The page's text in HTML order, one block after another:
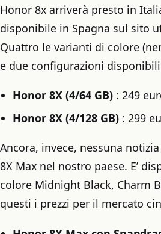
Honor 8x arriverà presto in
disponibile in Spagna sul sito
Quattro le varianti di colore
e due configurazioni
Honor 8X (4/64 GB): 249
Honor 8X (4/128 GB): 299
Ancora, invece, nessuna
8X Max nel nostro paese. E’
colore Midnight Black, Charm
questi i prezzi per il mercato